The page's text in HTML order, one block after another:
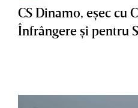
CS Dinamo, eşec cu
Înfrângere şi pentru